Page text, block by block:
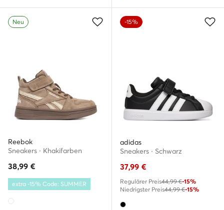
Neu
Reebok
Sneakers · Khakifarben
38,99 €
extra -15% Code: SUMMER
-15%
adidas
Sneakers · Schwarz
37,99 €
Regulärer Preis44,99 €-15%
Niedrigster Preis44,99 €-15%